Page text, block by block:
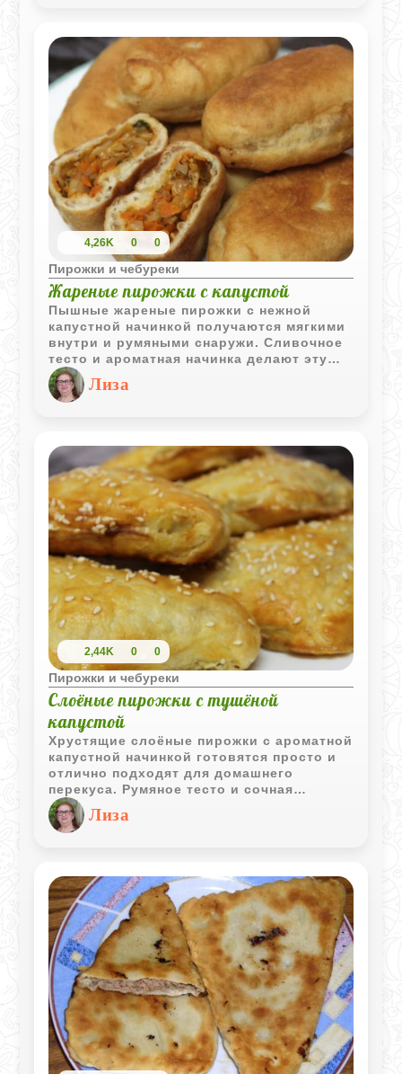
горячем, так и в холодном виде.
4,26K 0 0
Пирожки и чебуреки
Жареные пирожки с капустой
Пышные жареные пирожки с нежной
капустной начинкой получаются мягкими
внутри и румяными снаружи. Сливочное
тесто и ароматная начинка делают эту
домашнюю выпечку особенно уютной и
вкусной.
Лиза
2,44K 0 0
Пирожки и чебуреки
Слоёные пирожки с тушёной
капустой
Хрустящие слоёные пирожки с ароматной
капустной начинкой готовятся просто и
отлично подходят для домашнего
перекуса. Румяное тесто и сочная
овощная начинка делают их особенно
аппетитными.
Лиза